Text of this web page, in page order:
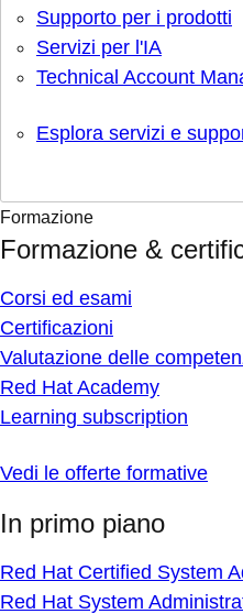
Supporto per i prodotti
Servizi per l'IA
Technical Account
Esplora servizi e
Formazione
Formazione &
Corsi ed esami
Certificazioni
Valutazione delle
Red Hat Academy
Learning subscription
Vedi le offerte formative
In primo piano
Red Hat Certified System
Red Hat System